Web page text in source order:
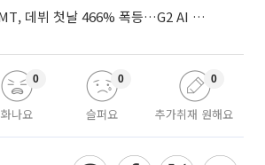
‘中 D램 굴기’ CXMT, 데뷔 첫날 466% 폭등…G2 AI 패권 ‘쩐의 전쟁’
화나요
0
슬퍼요
0
추가취재 원해요
0